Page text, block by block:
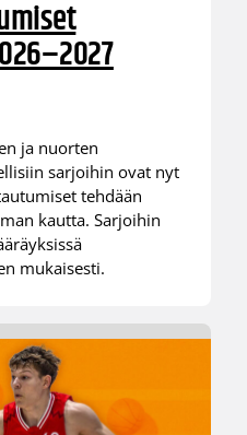
ja nuorten
sarjoihin ovat nyt
tehdään
kautta. Sarjoihin
mukaisesti.